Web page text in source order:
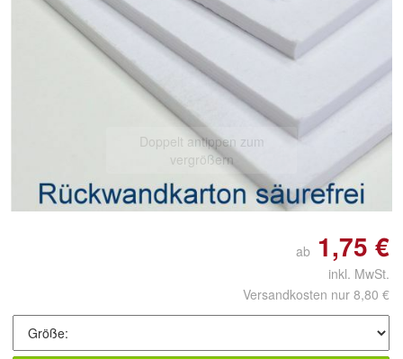
Doppelt antippen zum
vergrößern
ab 1,75 €
inkl. MwSt.
Versandkosten nur 8,80 €